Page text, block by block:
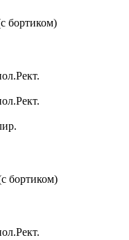
бортиком)
бортиком)